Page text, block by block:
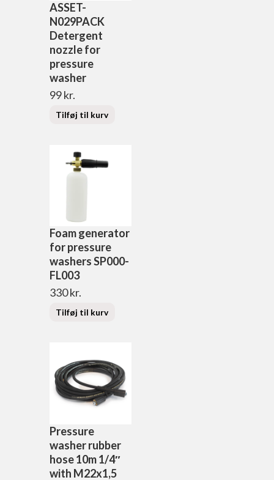
ASSET-
N029PACK
Detergent
nozzle for
pressure
washer
99kr.
Tilføj til kurv
Foam generator
for pressure
washers SP000-
FL003
330kr.
Tilføj til kurv
Pressure
washer rubber
hose 10m 1/4″
with M22x1,5